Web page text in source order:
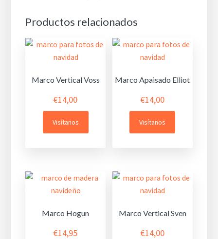
Productos relacionados
Marco Vertical Voss
€14,00
Visítanos
Marco Apaisado Elliot
€14,00
Visítanos
Marco Hogun
€14,95
Marco Vertical Sven
€14,00